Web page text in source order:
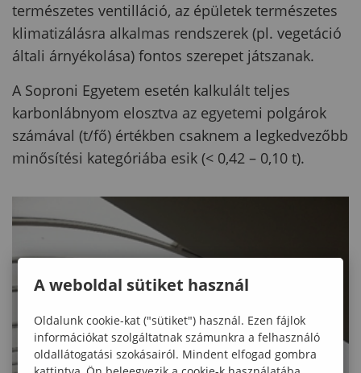
természetes ventilláció, az épületek természetes
klimatizálásra alkalmas rendszerek (pl. vegetáció
általi árnyékolása) fontos szerepet játszanak.
A Soproni Egyetem esetén kalkulált teljes
karbonlábnyom elosztva az egyetemi polgárok
számával (t/fő) értékben csaknem a legkedvezőbb
minősítési kategóriába esik (< 0,42 – 0,10 t).
A weboldal sütiket használ
Oldalunk cookie-kat ("sütiket") használ. Ezen fájlok
információkat szolgáltatnak számunkra a felhasználó
oldallátogatási szokásairól. Mindent elfogad gombra